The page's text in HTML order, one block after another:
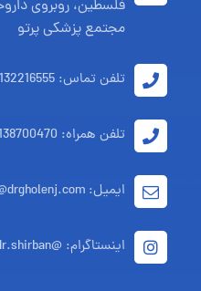
مجتمع پزشکی پرتو
تلفن تماس: 03132216555
تلفن همراه: 09138700470
ایمیل: info@drgholenj.com
اینستاگرام: @dr.shirban